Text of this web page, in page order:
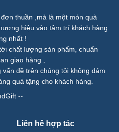
thuần ,mà là một món quà
hiệu vào tâm trí khách hàng
nhất !
chất lượng sản phẩm, chuẩn
giao hàng ,
đề trên chúng tôi không dám
quà tặng cho khách hàng.
--
Liên hê hợp tác